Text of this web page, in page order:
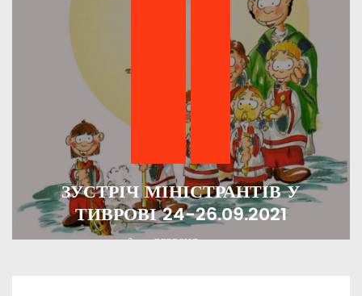
ЗУСТРІЧ МІНІСТРАНТІВ У
ТИВРОВІ 24-26.09.2021
ADMIN 09 ВЕРЕСНЯ, 2021 1221